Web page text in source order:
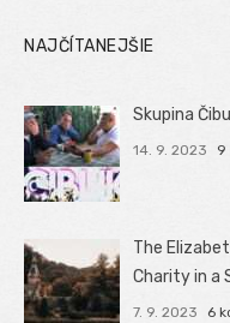
NAJČÍTANEJŠIE
Skupina
14. 9. 2023 9
The
Charity in a
7. 9. 2023 6